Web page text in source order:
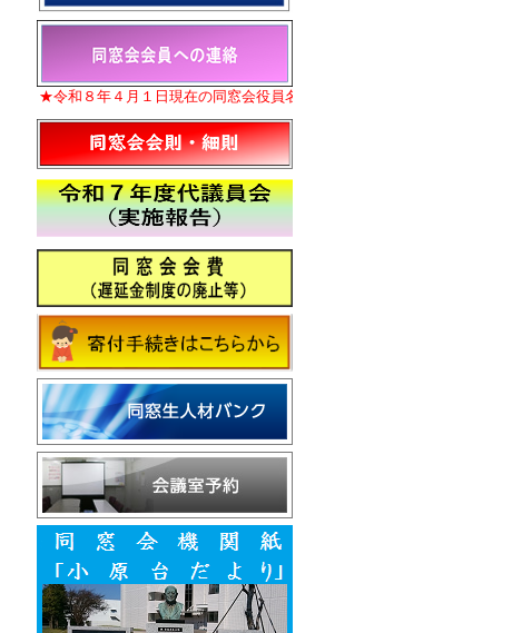
★令和８年４月１日現在の同窓会役員名簿を更新いたしました。